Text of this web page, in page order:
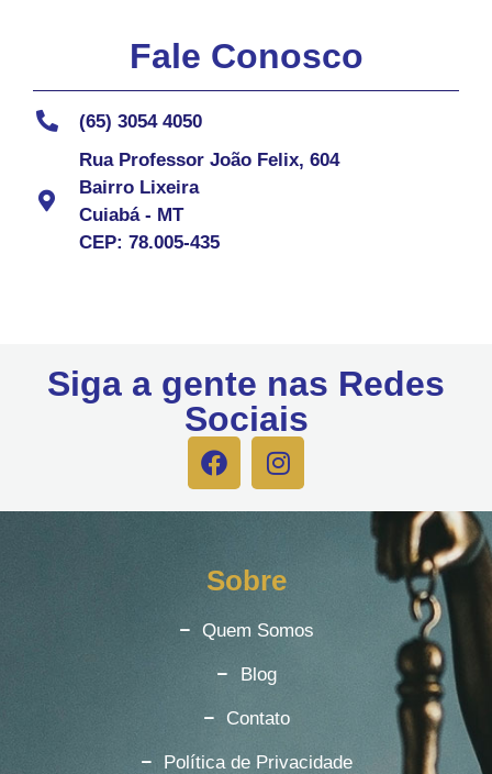
Fale Conosco
(65) 3054 4050
Rua Professor João Felix, 604
Bairro Lixeira
Cuiabá - MT
CEP: 78.005-435
Siga a gente nas Redes
Sociais
Sobre
Quem Somos
Blog
Contato
Política de Privacidade